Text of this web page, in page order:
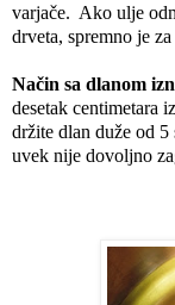
varjače.  Ako ulje
drveta, spremno je
Način sa dlanom
desetak centimetara
držite dlan duže od 5
uvek nije dovoljno